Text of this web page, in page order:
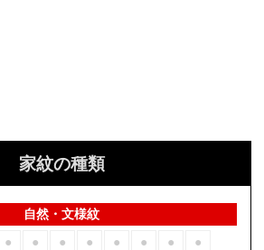
家紋の種類
自然・文様紋